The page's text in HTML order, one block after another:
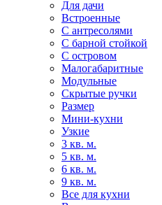
Для дачи
Встроенные
С антресолями
С барной стойкой
С островом
Малогабаритные
Модульные
Скрытые ручки
Размер
Мини-кухни
Узкие
3 кв. м.
5 кв. м.
6 кв. м.
9 кв. м.
Все для кухни